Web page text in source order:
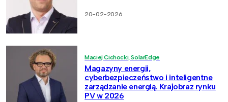
20-02-2026
Maciej Cichocki, SolarEdge
Magazyny energii,
cyberbezpieczeństwo i inteligentne
zarządzanie energią. Krajobraz rynku
PV w 2026